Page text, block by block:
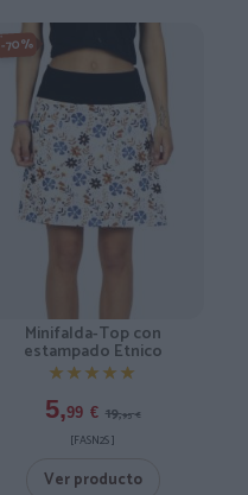
-70%
Minifalda-Top con
estampado Etnico
★★★★★
★★★★★
5,99 € 19,95 €
[FASN2S ]
Ver producto